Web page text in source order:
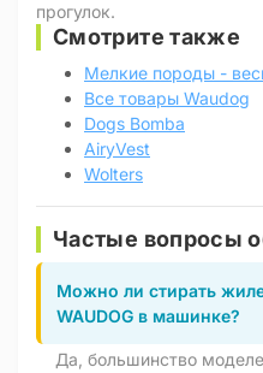
прогулок.
Смотрите также
Мелкие породы -
Все товары Waudog
Dogs Bomba
AiryVest
Wolters
Частые вопросы
Можно ли стирать
WAUDOG в машинке?
Да, большинство